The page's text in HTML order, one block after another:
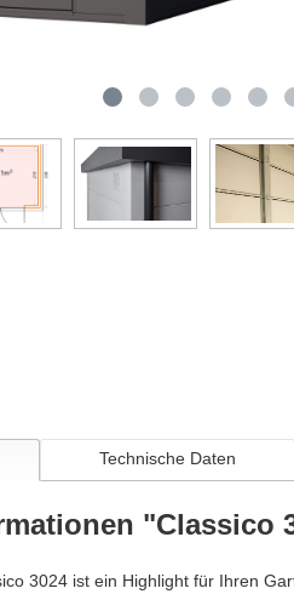
Technische Daten
"Classico
3024 ist ein Highlight für Ihren